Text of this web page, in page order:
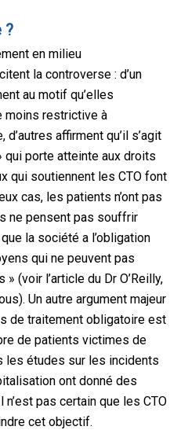
?
en milieu
la controverse : d’un
au motif qu’elles
moins restrictive à
d’autres affirment qu’il s’agit
qui porte atteinte aux droits
qui soutiennent les CTO font
cas, les patients n’ont pas
ne pensent pas souffrir
la société a l’obligation
qui ne peuvent pas
(voir l’article du Dr O’Reilly,
Un autre argument majeur
de traitement obligatoire est
de patients victimes de
les études sur les incidents
ont donné des
pas certain que les CTO
cet objectif.